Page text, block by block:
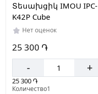
Տեսախցիկ IMOU IPC-
K42P Cube
Нет оценок
25 300 ֏
- +
25 300 ֏
Количество1